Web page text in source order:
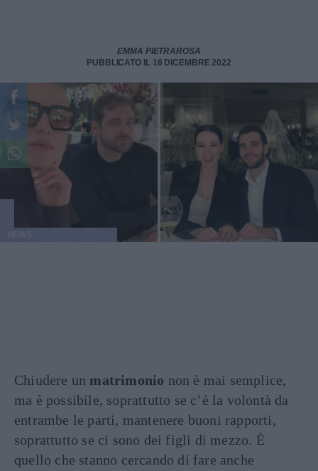
EMMA PIETRAROSA
PUBBLICATO IL 16 DICEMBRE 2022
Chiudere un matrimonio non è mai semplice,
ma è possibile, soprattutto se c’è la volontà da
entrambe le parti, mantenere buoni rapporti,
soprattutto se ci sono dei figli di mezzo. È
quello che stanno cercando di fare anche